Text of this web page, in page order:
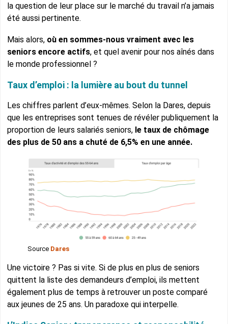
la question de leur place sur le marché du travail n’a jamais
été aussi pertinente.
Mais alors, où en sommes-nous vraiment avec les
seniors encore actifs, et quel avenir pour nos aînés dans
le monde professionnel ?
Taux d’emploi : la lumière au bout du tunnel
Les chiffres parlent d’eux-mêmes. Selon la Dares, depuis
que les entreprises sont tenues de révéler publiquement la
proportion de leurs salariés seniors, le taux de chômage
des plus de 50 ans a chuté de 6,5% en une année.
Source Dares
Une victoire ? Pas si vite. Si de plus en plus de seniors
quittent la liste des demandeurs d’emploi, ils mettent
également plus de temps à retrouver un poste comparé
aux jeunes de 25 ans. Un paradoxe qui interpelle.